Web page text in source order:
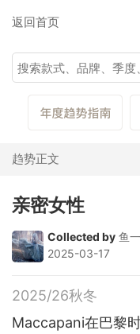
返回首页
趋势正文
亲密女性
Collected by 鱼一
2025-03-17
2025/26秋冬
Maccapani在巴黎